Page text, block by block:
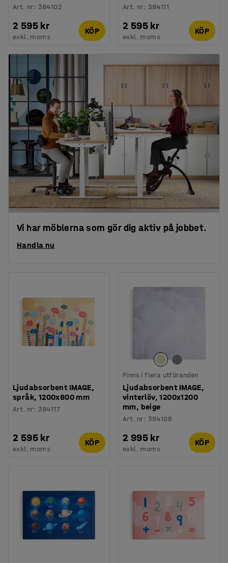
Art. nr: 384102
2 595 kr
exkl. moms
KÖP
Art. nr: 384111
2 595 kr
exkl. moms
KÖP
Vi har möblerna som gör dig aktiv på jobbet.
Handla nu
Ljudabsorbent IMAGE,
språk, 1200x800 mm
Art. nr: 384117
2 595 kr
exkl. moms
KÖP
Finns i flera utföranden
Ljudabsorbent IMAGE,
vinterlöv, 1200x1200
mm, beige
Art. nr: 384106
2 995 kr
exkl. moms
KÖP